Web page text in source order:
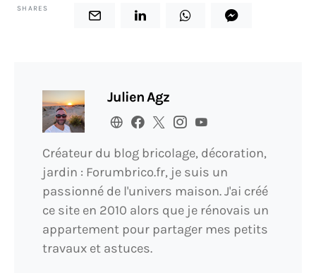
SHARES
Julien Agz
Créateur du blog bricolage, décoration,
jardin : Forumbrico.fr, je suis un
passionné de l'univers maison. J'ai créé
ce site en 2010 alors que je rénovais un
appartement pour partager mes petits
travaux et astuces.